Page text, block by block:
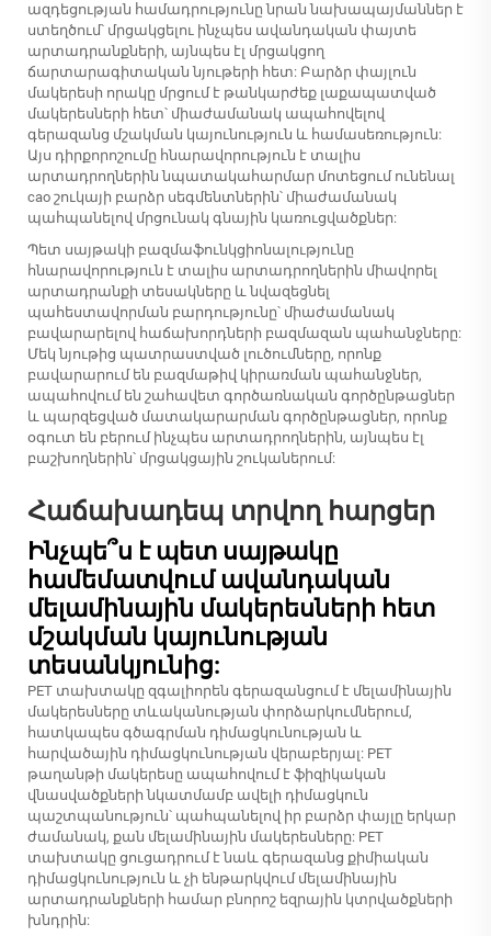
ազդեցության համադրությունը նրան նախապայմաններ է
ստեղծում՝ մրցակցելու ինչպես ավանդական փայտե
արտադրանքների, այնպես էլ մրցակցող
ճարտարագիտական նյութերի հետ: Բարձր փայլուն
մակերեսի որակը մրցում է թանկարժեք լաքապատված
մակերեսների հետ՝ միաժամանակ ապահովելով
գերազանց մշակման կայունություն և համասեռություն:
Այս դիրքորոշումը հնարավորություն է տալիս
արտադրողներին նպատակահարմար մոտեցում ունենալ
cao շուկայի բարձր սեգմենտներին՝ միաժամանակ
պահպանելով մրցունակ գնային կառուցվածքներ:
Պետ սայթակի բազմաֆունկցիոնալությունը
հնարավորություն է տալիս արտադրողներին միավորել
արտադրանքի տեսակները և նվազեցնել
պահեստավորման բարդությունը՝ միաժամանակ
բավարարելով հաճախորդների բազմազան պահանջները:
Մեկ նյութից պատրաստված լուծումները, որոնք
բավարարում են բազմաթիվ կիրառման պահանջներ,
ապահովում են շահավետ գործառնական գործընթացներ
և պարզեցված մատակարարման գործընթացներ, որոնք
օգուտ են բերում ինչպես արտադրողներին, այնպես էլ
բաշխողներին՝ մրցակցային շուկաներում:
Հաճախադեպ տրվող հարցեր
Ինչպե՞ս է պետ սայթակը
համեմատվում ավանդական
մելամինային մակերեսների հետ
մշակման կայունության
տեսանկյունից:
PET տախտակը զգալիորեն գերազանցում է մելամինային
մակերեսները տևականության փորձարկումներում,
հատկապես գծագրման դիմացկունության և
հարվածային դիմացկունության վերաբերյալ: PET
թաղանթի մակերեսը ապահովում է ֆիզիկական
վնասվածքների նկատմամբ ավելի դիմացկուն
պաշտպանություն՝ պահպանելով իր բարձր փայլը երկար
ժամանակ, քան մելամինային մակերեսները: PET
տախտակը ցուցադրում է նաև գերազանց քիմիական
դիմացկունություն և չի ենթարկվում մելամինային
արտադրանքների համար բնորոշ եզրային կտրվածքների
խնդրին: